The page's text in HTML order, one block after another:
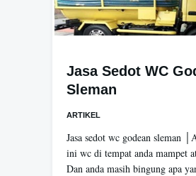
Jasa Sedot WC
Sleman
ARTIKEL
Jasa sedot wc godean sleman
ini wc di tempat anda mampet
Dan anda masih bingung apa